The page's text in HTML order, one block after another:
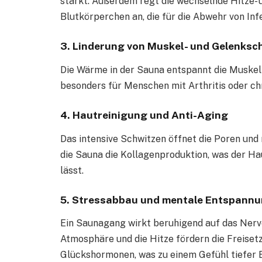
Blutkörperchen an, die für die Abwehr von
3. Linderung von Muskel- und
Die Wärme in der Sauna entspannt die
besonders für Menschen mit Arthritis oder
4. Hautreinigung und Anti-Aging
Das intensive Schwitzen öffnet die Poren
die Sauna die Kollagenproduktion, was der
lässt.
5. Stressabbau und mentale
Ein Saunagang wirkt beruhigend auf das
Atmosphäre und die Hitze fördern die
Glückshormonen, was zu einem Gefühl tiefer